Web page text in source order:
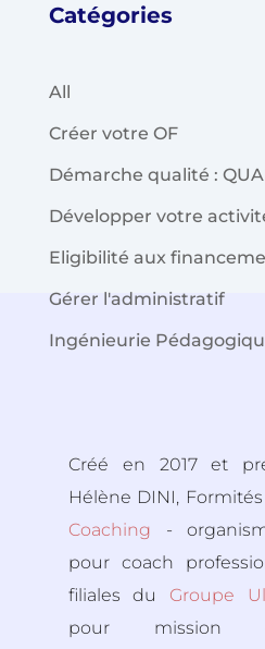
Catégories
All
Créer votre OF
Démarche qualité :
Développer votre
Eligibilité aux
Gérer l'administratif
Ingénieurie
Créé en 2017 et
Hélène DINI, Formités
Coaching
-
pour coach
filiales du
Groupe
pour mission